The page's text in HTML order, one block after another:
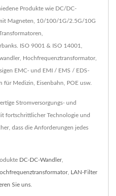
Produkte wie DC/DC-
Magneten, 10/100/1G/2.5G/10G
ISO 9001 & ISO 14001,
Hochfrequenztransformator,
EMC- und EMI / EMS / EDS-
für Medizin, Eisenbahn, POE usw.
Stromversorgungs- und
fortschrittlicher Technologie und
dass die Anforderungen jedes
DC-DC-Wandler,
, LAN-Filter
Sie uns